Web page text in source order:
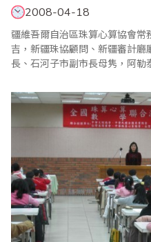
2008-04-18
疆維吾爾自治區珠算心算協會
吉，新疆珠協顧問、新疆審計
長、石河子市副市長母隽，阿
光，新疆珠協副秘書長、新疆
自治州珠協副會長、烏昌財政
長、石河子教育局局長孫力軍